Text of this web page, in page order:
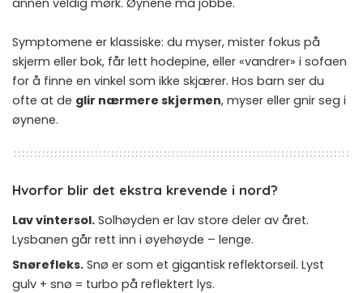
Symptomene er klassiske: du myser, mister fokus på
skjerm eller bok, får lett hodepine, eller «vandrer» i sofaen
for å finne en vinkel som ikke skjærer. Hos barn ser du
ofte at de glir nærmere skjermen, myser eller gnir seg i
øynene.
Hvorfor blir det ekstra krevende i nord?
Lav vintersol. Solhøyden er lav store deler av året.
Lysbanen går rett inn i øyehøyde – lenge.
Snørefleks. Snø er som et gigantisk reflektorseil. Lyst
gulv + snø = turbo på reflektert lys.